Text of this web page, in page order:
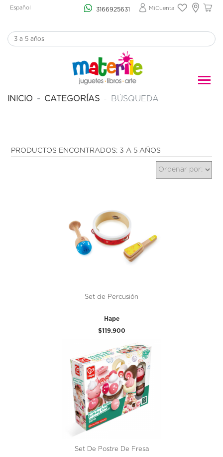
Español 3166925631 MiCuenta
INICIO CATEGORÍAS BÚSQUEDA
PRODUCTOS ENCONTRADOS: 3 A 5 AÑOS
Set de Percusión
Hape
$119.900
Set De Postre De Fresa